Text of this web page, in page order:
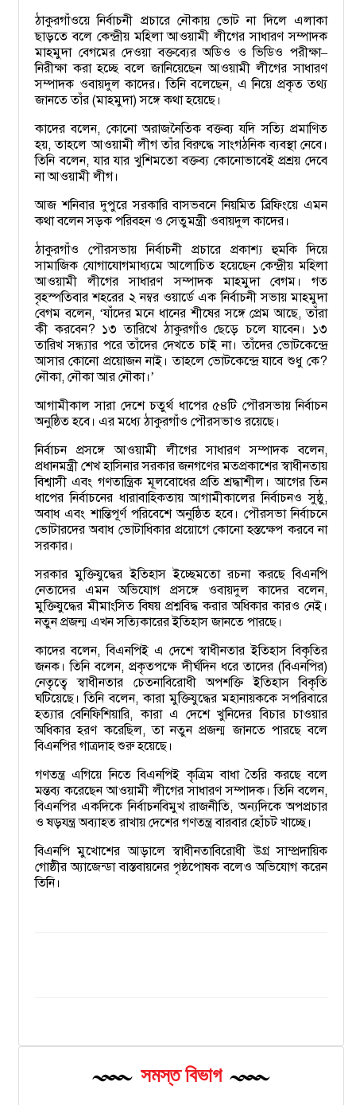
ঠাকুরগাঁওয়ে নির্বাচনী প্রচারে নৌকায় ভোট না দিলে এলাকা
ছাড়তে বলে কেন্দ্রীয় মহিলা আওয়ামী লীগের সাধারণ সম্পাদক
মাহমুদা বেগমের দেওয়া বক্তব্যের অডিও ও ভিডিও পরীক্ষা–
নিরীক্ষা করা হচ্ছে বলে জানিয়েছেন আওয়ামী লীগের সাধারণ
সম্পাদক ওবায়দুল কাদের। তিনি বলেছেন, এ নিয়ে প্রকৃত তথ্য
জানতে তাঁর (মাহমুদা) সঙ্গে কথা হয়েছে।
কাদের বলেন, কোনো অরাজনৈতিক বক্তব্য যদি সত্যি প্রমাণিত
হয়, তাহলে আওয়ামী লীগ তাঁর বিরুদ্ধে সাংগঠনিক ব্যবস্থা নেবে।
তিনি বলেন, যার যার খুশিমতো বক্তব্য কোনোভাবেই প্রশ্রয় দেবে
না আওয়ামী লীগ।
আজ শনিবার দুপুরে সরকারি বাসভবনে নিয়মিত ব্রিফিংয়ে এমন
কথা বলেন সড়ক পরিবহন ও সেতুমন্ত্রী ওবায়দুল কাদের।
ঠাকুরগাঁও পৌরসভায় নির্বাচনী প্রচারে প্রকাশ্য হুমকি দিয়ে
সামাজিক যোগাযোগমাধ্যমে আলোচিত হয়েছেন কেন্দ্রীয় মহিলা
আওয়ামী লীগের সাধারণ সম্পাদক মাহমুদা বেগম। গত
বৃহস্পতিবার শহরের ২ নম্বর ওয়ার্ডে এক নির্বাচনী সভায় মাহমুদা
বেগম বলেন, ‘যাঁদের মনে ধানের শীষের সঙ্গে প্রেম আছে, তাঁরা
কী করবেন? ১৩ তারিখে ঠাকুরগাঁও ছেড়ে চলে যাবেন। ১৩
তারিখ সন্ধ্যার পরে তাঁদের দেখতে চাই না। তাঁদের ভোটকেন্দ্রে
আসার কোনো প্রয়োজন নাই। তাহলে ভোটকেন্দ্রে যাবে শুধু কে?
নৌকা, নৌকা আর নৌকা।’
আগামীকাল সারা দেশে চতুর্থ ধাপের ৫৪টি পৌরসভায় নির্বাচন
অনুষ্ঠিত হবে। এর মধ্যে ঠাকুরগাঁও পৌরসভাও রয়েছে।
নির্বাচন প্রসঙ্গে আওয়ামী লীগের সাধারণ সম্পাদক বলেন,
প্রধানমন্ত্রী শেখ হাসিনার সরকার জনগণের মতপ্রকাশের স্বাধীনতায়
বিশ্বাসী এবং গণতান্ত্রিক মূলবোধের প্রতি শ্রদ্ধাশীল। আগের তিন
ধাপের নির্বাচনের ধারাবাহিকতায় আগামীকালের নির্বাচনও সুষ্ঠু,
অবাধ এবং শান্তিপূর্ণ পরিবেশে অনুষ্ঠিত হবে। পৌরসভা নির্বাচনে
ভোটারদের অবাধ ভোটাধিকার প্রয়োগে কোনো হস্তক্ষেপ করবে না
সরকার।
সরকার মুক্তিযুদ্ধের ইতিহাস ইচ্ছেমতো রচনা করছে বিএনপি
নেতাদের এমন অভিযোগ প্রসঙ্গে ওবায়দুল কাদের বলেন,
মুক্তিযুদ্ধের মীমাংসিত বিষয় প্রশ্নবিদ্ধ করার অধিকার কারও নেই।
নতুন প্রজন্ম এখন সত্যিকারের ইতিহাস জানতে পারছে।
কাদের বলেন, বিএনপিই এ দেশে স্বাধীনতার ইতিহাস বিকৃতির
জনক। তিনি বলেন, প্রকৃতপক্ষে দীর্ঘদিন ধরে তাদের (বিএনপির)
নেতৃত্বে স্বাধীনতার চেতনাবিরোধী অপশক্তি ইতিহাস বিকৃতি
ঘটিয়েছে। তিনি বলেন, কারা মুক্তিযুদ্ধের মহানায়ককে সপরিবারে
হত্যার বেনিফিশিয়ারি, কারা এ দেশে খুনিদের বিচার চাওয়ার
অধিকার হরণ করেছিল, তা নতুন প্রজন্ম জানতে পারছে বলে
বিএনপির গাত্রদাহ শুরু হয়েছে।
গণতন্ত্র এগিয়ে নিতে বিএনপিই কৃত্রিম বাধা তৈরি করছে বলে
মন্তব্য করেছেন আওয়ামী লীগের সাধারণ সম্পাদক। তিনি বলেন,
বিএনপির একদিকে নির্বাচনবিমুখ রাজনীতি, অন্যদিকে অপপ্রচার
ও ষড়যন্ত্র অব্যাহত রাখায় দেশের গণতন্ত্র বারবার হোঁচট খাচ্ছে।
বিএনপি মুখোশের আড়ালে স্বাধীনতাবিরোধী উগ্র সাম্প্রদায়িক
গোষ্ঠীর অ্যাজেন্ডা বাস্তবায়নের পৃষ্ঠপোষক বলেও অভিযোগ করেন
তিনি।
সমস্ত বিভাগ